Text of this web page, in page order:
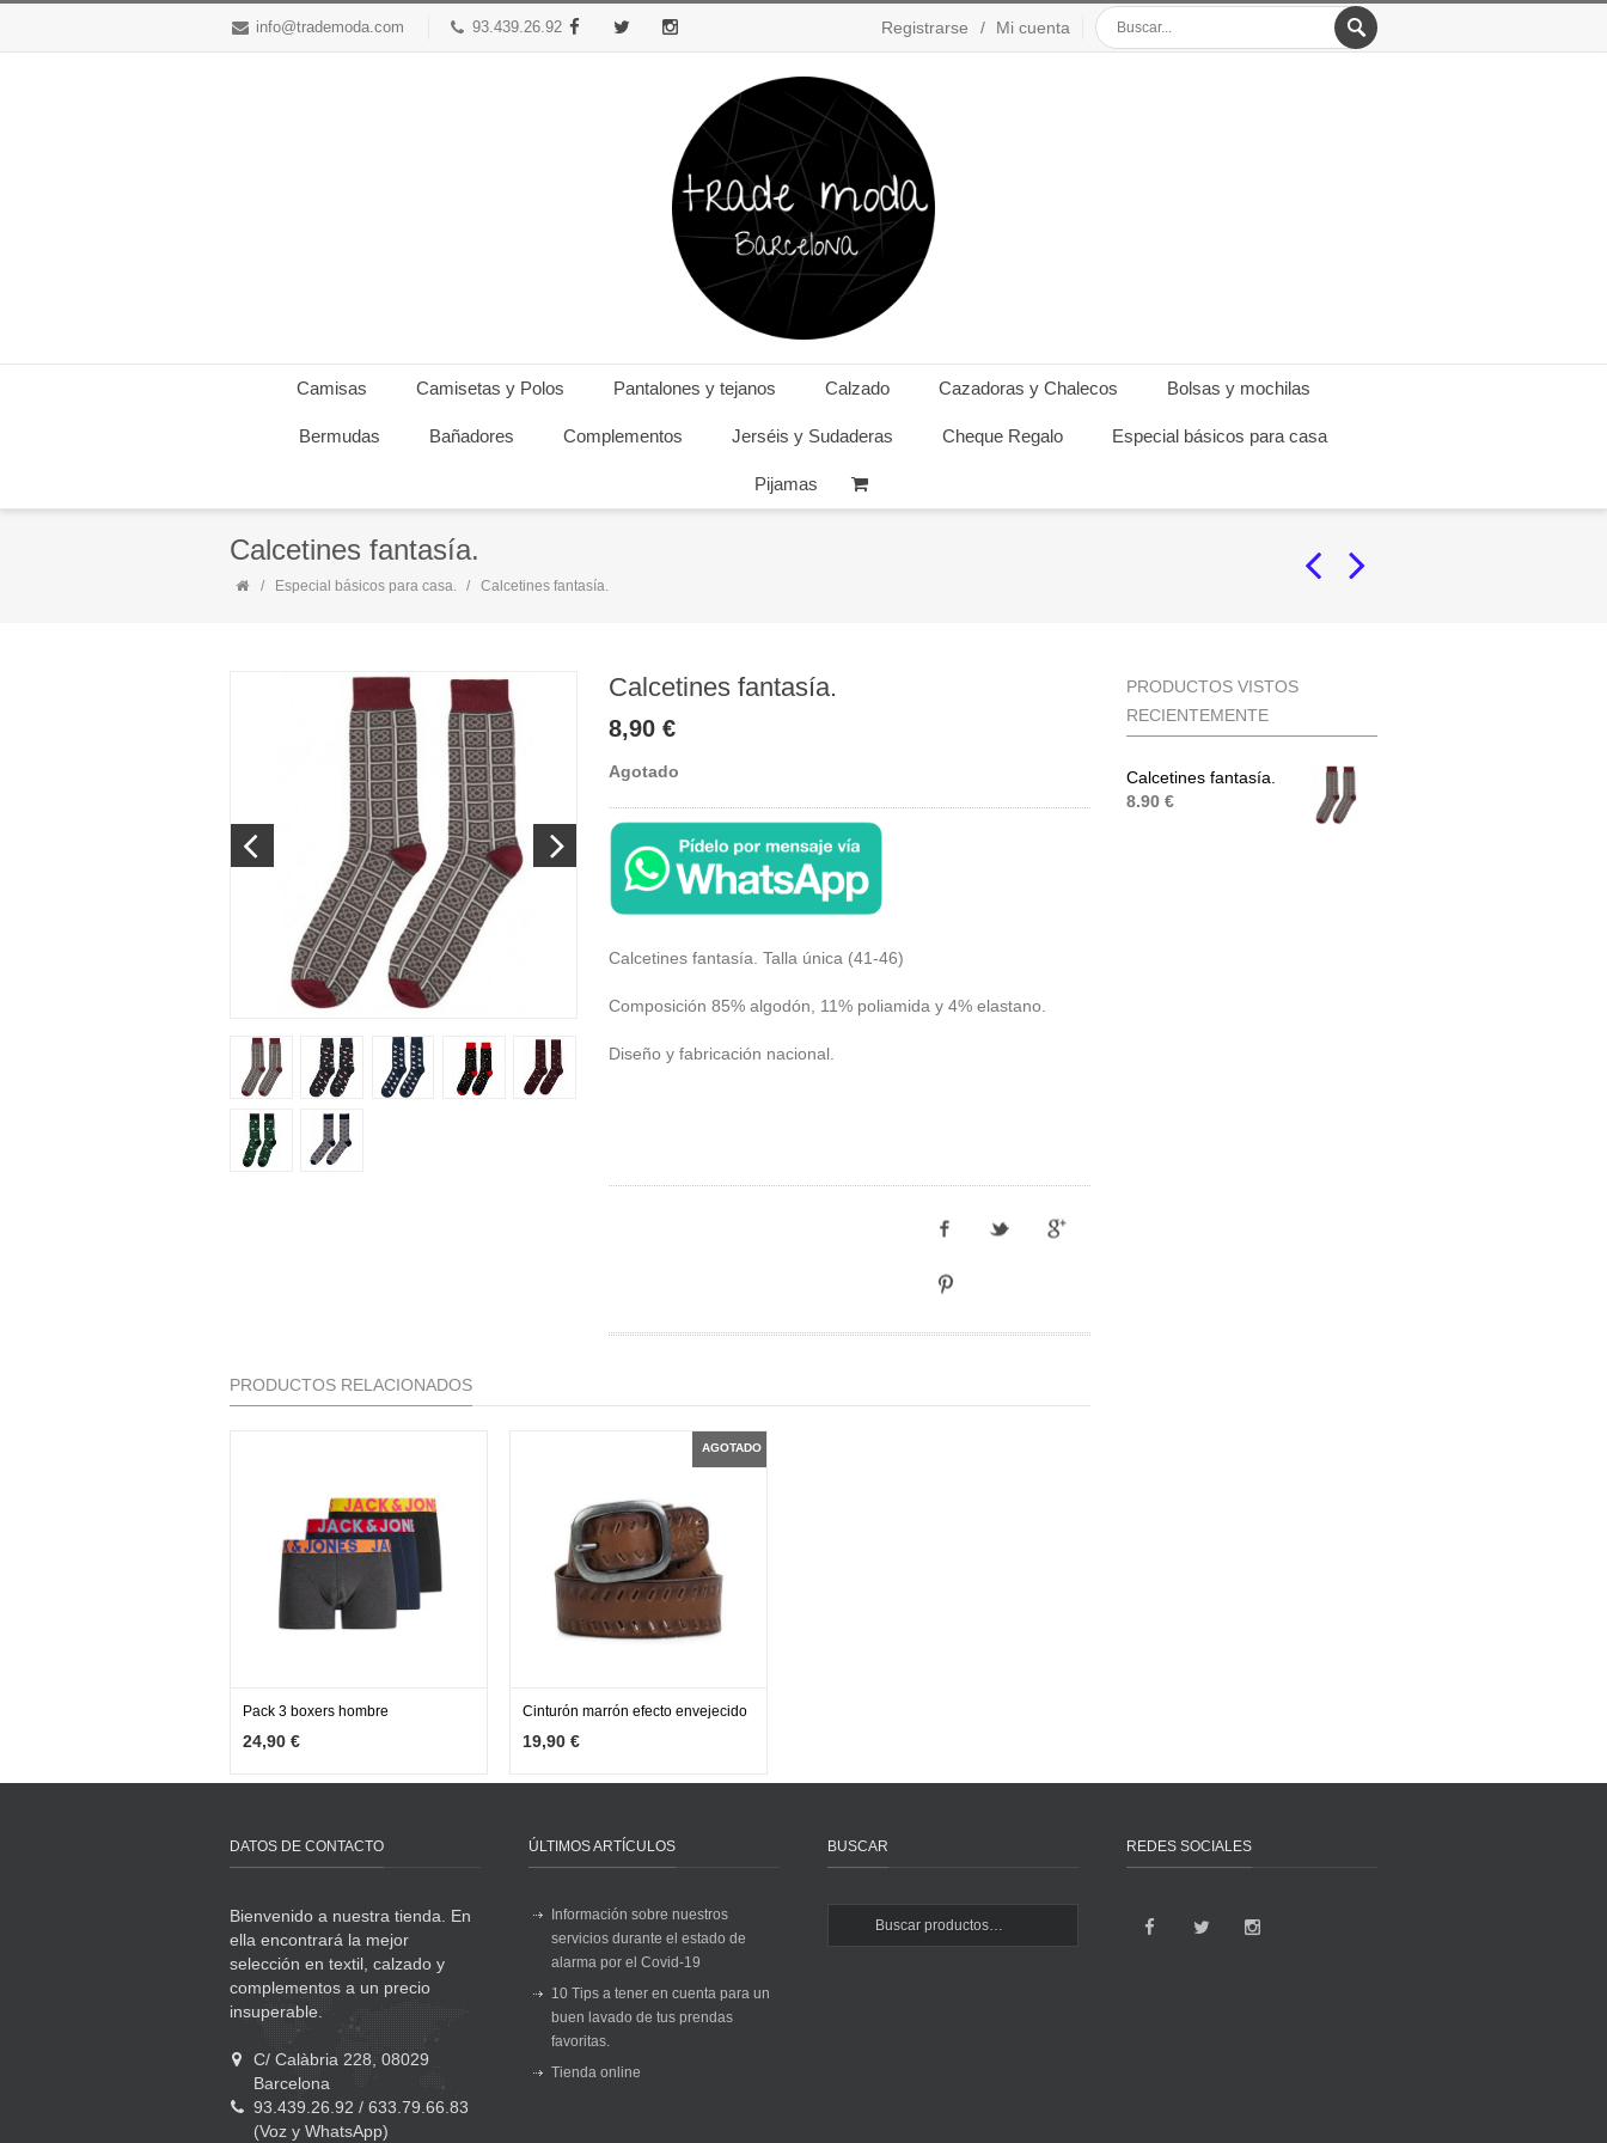
info@trademoda.com 93.439.26.92 Registrarse Mi cuenta
Camisas Camisetas y Polos Pantalones y tejanos Calzado Cazadoras y Chalecos Bolsas y mochilas
Bermudas Bañadores Complementos Jerséis y Sudaderas Cheque Regalo Especial básicos para casa
Pijamas
Calcetines fantasía.
Especial básicos para casa. Calcetines fantasía.
Calcetines fantasía.
8,90 €
Agotado
Calcetines fantasía. Talla única (41-46)
Composición 85% algodón, 11% poliamida y 4% elastano.
Diseño y fabricación nacional.
PRODUCTOS RELACIONADOS
VER OPCIONES
Pack 3 boxers hombre
24,90 €
AGOTADO
AGOTADO
Cinturón marrón efecto envejecido
19,90 €
PRODUCTOS VISTOS
RECIENTEMENTE
Calcetines fantasía.
8.90 €
DATOS DE CONTACTO
Bienvenido a nuestra tienda. En
ella encontrará la mejor
selección en textil, calzado y
complementos a un precio
insuperable.
C/ Calàbria 228, 08029
Barcelona
93.439.26.92 / 633.79.66.83
(Voz y WhatsApp)
ÚLTIMOS ARTÍCULOS
Información sobre nuestros
servicios durante el estado de
alarma por el Covid-19
10 Tips a tener en cuenta para un
buen lavado de tus prendas
favoritas.
Tienda online
BUSCAR REDES SOCIALES